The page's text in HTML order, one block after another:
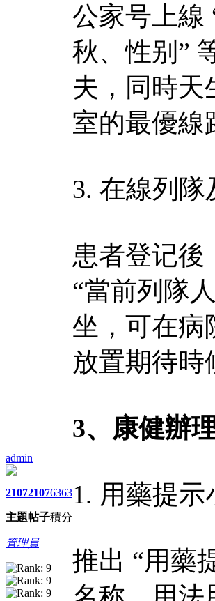
admin
2107
主題
2107
帖子
6363
積分
管理員
公家号上線
秋、性别”
夫，同時天
室的最優線
3. 在線列隊
患者登记後
“當前列隊
坐，可在病
放置期待時
3、康健辦
1. 用藥提示
推出 “用藥